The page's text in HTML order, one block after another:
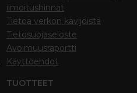
ilmoitushinnat
Tietoa verkon kävijöistä
Tietosuojaseloste
Avoimuusraportti
Käyttöehdot
TUOTTEET